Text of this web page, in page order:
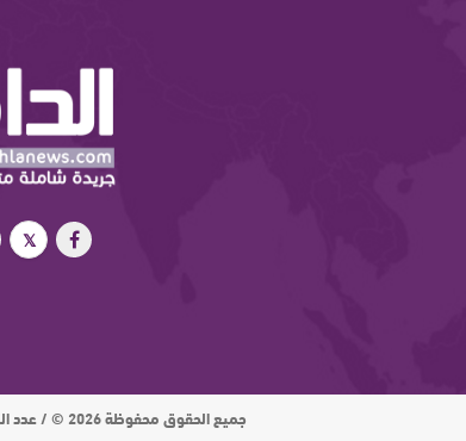
جميع الحقوق محفوظة 2026 © / عدد الزوار اليومي : 15 ألف